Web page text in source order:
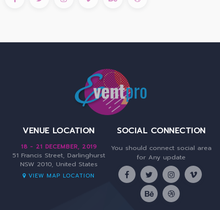
VENUE LOCATION
18 - 21 DECEMBER, 2019
51 Francis Street, Darlinghurst
NSW 2010, United States
VIEW MAP LOCATION
SOCIAL CONNECTION
You should connect social area
for Any update